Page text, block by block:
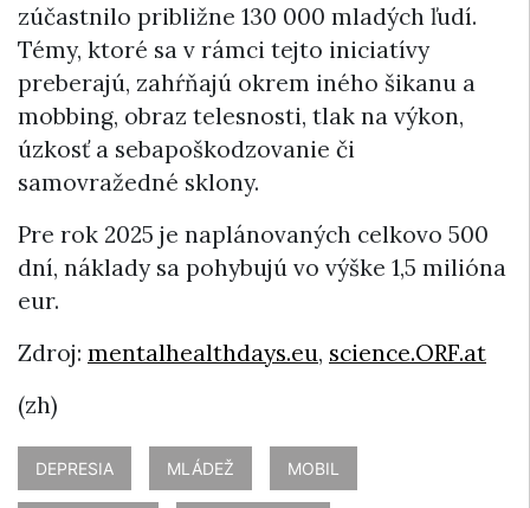
zúčastnilo približne 130 000 mladých ľudí.
Témy, ktoré sa v rámci tejto iniciatívy
preberajú, zahŕňajú okrem iného šikanu a
mobbing, obraz telesnosti, tlak na výkon,
úzkosť a sebapoškodzovanie či
samovražedné sklony.
Pre rok 2025 je naplánovaných celkovo 500
dní, náklady sa pohybujú vo výške 1,5 milióna
eur.
Zdroj: mentalhealthdays.eu, science.ORF.at
(zh)
DEPRESIA MLÁDEŽ MOBIL